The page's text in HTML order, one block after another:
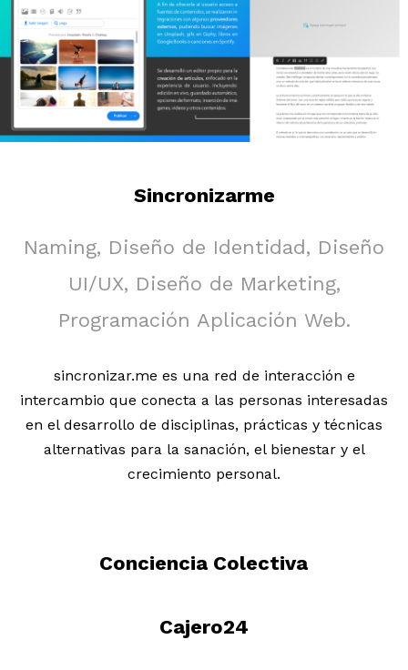
Sincronizarme
Naming, Diseño de Identidad, Diseño
UI/UX, Diseño de Marketing,
Programación Aplicación Web.
sincronizar.me es una red de interacción e
intercambio que conecta a las personas interesadas
en el desarrollo de disciplinas, prácticas y técnicas
alternativas para la sanación, el bienestar y el
crecimiento personal.
Conciencia Colectiva
Cajero24